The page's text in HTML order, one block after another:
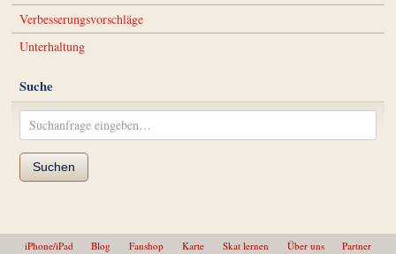
Verbesserungsvorschläge
Unterhaltung
Suche
Suchen
iPhone/iPad Blog Fanshop Karte Skat lernen Über uns Partner